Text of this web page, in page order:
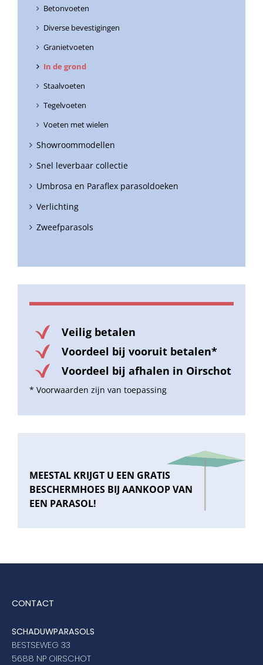
Betonvoeten
Diverse bevestigingen
Granietvoeten
In de grond
Staalvoeten
Tegelvoeten
Voeten met wielen
Showroommodellen
Snel leverbaar collectie
Umbrosa en Paraflex parasoldoeken
Verlichting
Zweefparasols
Veilig betalen
Voordeel bij vooruit betalen*
Voordeel bij afhalen in Oirschot
* Voorwaarden zijn van toepassing
MEESTAL KRIJGT U EEN GRATIS
BESCHERMHOES BIJ AANKOOP VAN
EEN PARASOL!
CONTACT
SCHADUWPARASOLS
BESTSEWEG 33
5688 NP OIRSCHOT